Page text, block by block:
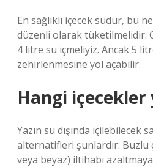
En sağlıklı içecek sudur, bu
düzenli olarak tüketilmelidir.
4 litre su içmeliyiz. Ancak 5
zehirlenmesine yol açabilir.
Hangi içecekler
Yazın su dışında içilebilecek
alternatifleri şunlardır: Buzlu
veya beyaz) iltihabı